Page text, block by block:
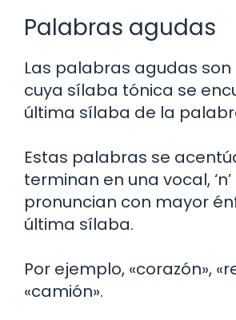
Palabras agudas
Las palabras agudas
cuya sílaba tónica se
última sílaba de la
Estas palabras se
terminan en una vocal, ‘n’
pronuncian con mayor
última sílaba.
Por ejemplo, «corazón»,
«camión».